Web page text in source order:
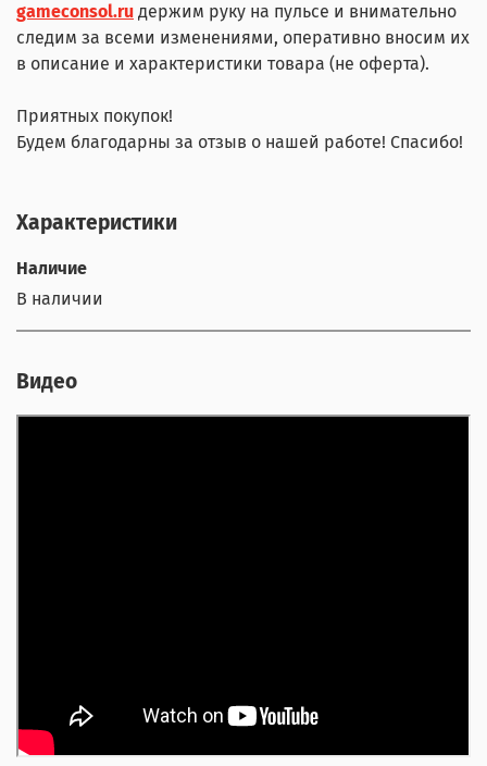
gameconsol.ru держим руку на пульсе и внимательно
следим за всеми изменениями, оперативно вносим их
в описание и характеристики товара (не оферта).
Приятных покупок!
Будем благодарны за отзыв о нашей работе! Спасибо!
Характеристики
Наличие
В наличии
Видео